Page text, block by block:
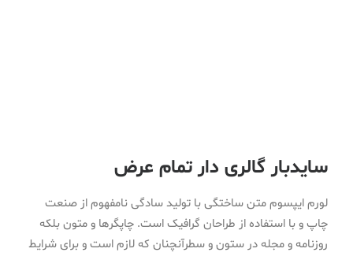
سایدبار گالری دار تمام عرض
لورم ایپسوم متن ساختگی با تولید سادگی نامفهوم از صنعت
چاپ و با استفاده از طراحان گرافیک است. چاپگرها و متون بلکه
روزنامه و مجله در ستون و سطرآنچنان که لازم است و برای شرایط